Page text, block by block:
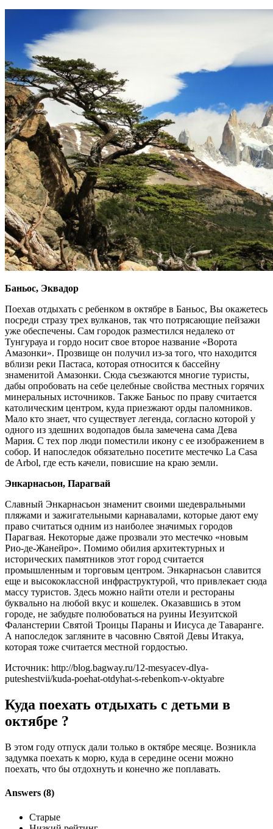
Баньос, Эквадор
Поехав отдыхать с ребенком в октябре в Баньос, Вы окажетесь
посреди стразу трех вулканов, так что потрясающие пейзажи
уже обеспечены. Сам городок разместился недалеко от
Тунгурауа и гордо носит свое второе название «Ворота
Амазонки». Прозвище он получил из-за того, что находится
вблизи реки Пастаса, которая относится к бассейну
знаменитой Амазонки. Сюда съезжаются многие туристы,
дабы опробовать на себе целебные свойства местных горячих
минеральных источников. Также Баньос по праву считается
католическим центром, куда приезжают орды паломников.
Мало кто знает, что существует легенда, согласно которой у
одного из здешних водопадов была замечена сама Дева
Мария. С тех пор люди поместили икону с ее изображением в
собор. И напоследок обязательно посетите местечко La Casa
de Arbol, где есть качели, повисшие на краю земли.
Энкарнасьон, Парагвай
Славный Энкарнасьон знаменит своими шедевральными
пляжами и зажигательными карнавалами, которые дают ему
право считаться одним из наиболее значимых городов
Парагвая. Некоторые даже прозвали это местечко «новым
Рио-де-Жанейро». Помимо обилия архитектурных и
исторических памятников этот город считается
промышленным и торговым центром. Энкарнасьон славится
еще и высококлассной инфраструктурой, что привлекает сюда
массу туристов. Здесь можно найти отели и рестораны
буквально на любой вкус и кошелек. Оказавшись в этом
городе, не забудьте полюбоваться на руины Иезуитской
Фаланстерии Святой Троицы Параны и Иисуса де Таваранге.
А напоследок загляните в часовню Святой Девы Итакуа,
которая тоже считается местной гордостью.
Источник: http://blog.bagway.ru/12-mesyacev-dlya-
puteshestvii/kuda-poehat-otdyhat-s-rebenkom-v-oktyabre
Куда поехать отдыхать с детьми в
октябре ?
В этом году отпуск дали только в октябре месяце. Возникла
задумка поехать к морю, куда в середине осени можно
поехать, что бы отдохнуть и конечно же поплавать.
Answers (8)
Старые